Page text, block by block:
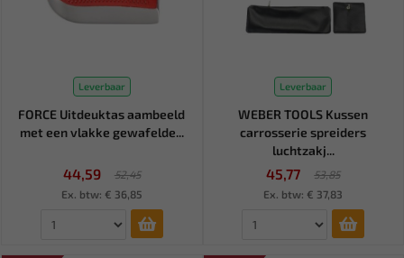
Leverbaar
FORCE Uitdeuktas aambeeld
met een vlakke gewafelde...
44,59
52,45
Ex. btw: € 36,85
Leverbaar
WEBER TOOLS Kussen
carrosserie spreiders
luchtzakj...
45,77
53,85
Ex. btw: € 37,83